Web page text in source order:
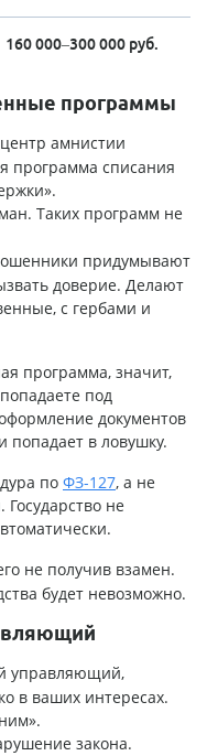
160 000–300 000 руб.
программы
амнистии
программа списания
Таких программ не
придумывают
доверие. Делают
с гербами и
программа, значит,
под
документов
попадает в ловушку.
по ФЗ-127, а не
не
не получив взамен.
будет невозможно.
управляющий,
в ваших интересах.
закона.